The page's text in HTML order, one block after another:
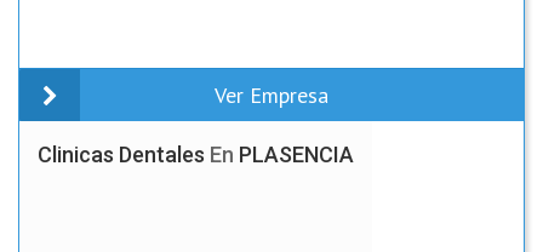
Ver Empresa
Clinicas Dentales En PLASENCIA